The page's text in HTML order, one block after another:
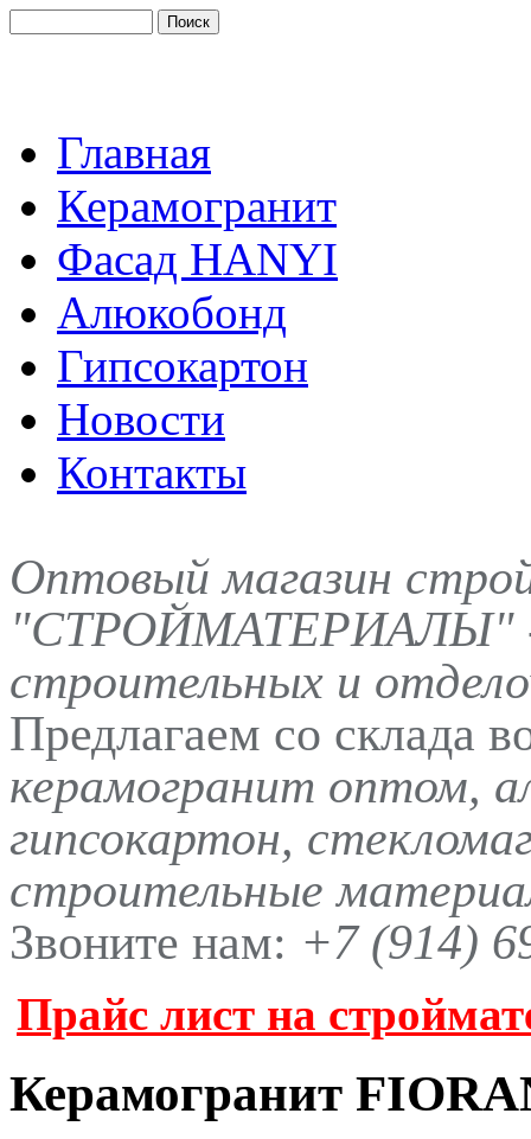
Главная
Керамогранит
Фасад HANYI
Алюкобонд
Гипсокартон
Новости
Контакты
Оптовый магазин
"СТРОЙМАТЕРИАЛЫ" -
строительных и
Предлагаем со склада
керамогранит оптом,
гипсокартон,
строительные
Звоните нам: +7 (914)
Прайс лист на
Керамогранит